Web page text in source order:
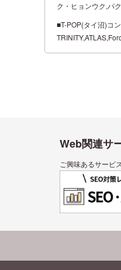
ク・ヒョンウク,パ
■T-POP(タイ沼)コ
Web関連サ
ご興味あるサービ